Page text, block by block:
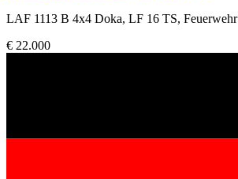
LAF 1113 B 4x4 Doka, LF 16 TS, Feuerwehr
€ 22.000